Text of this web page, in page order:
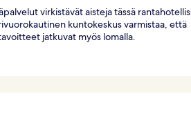
virkistävät aisteja tässä
kuntokeskus varmistaa, että
jatkuvat myös lomalla.